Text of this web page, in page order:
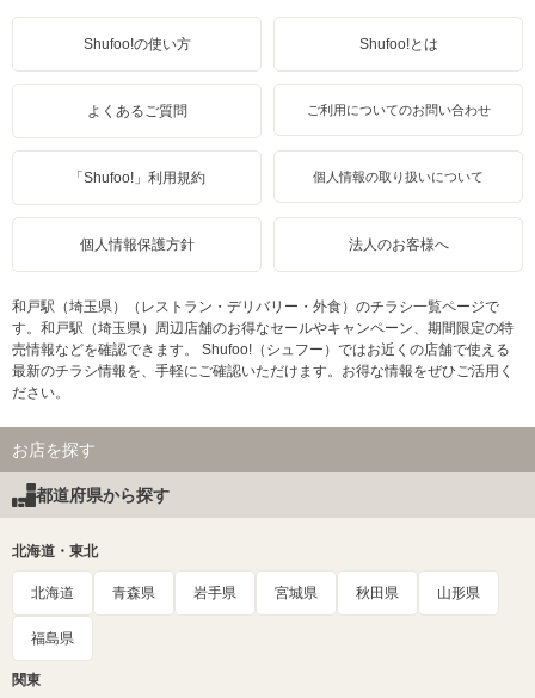
Shufoo!の使い方 Shufoo!とは
よくあるご質問 ご利用についてのお問い合わせ
「Shufoo!」利用規約 個人情報の取り扱いについて
個人情報保護方針 法人のお客様へ
和戸駅（埼玉県）（レストラン・デリバリー・外食）のチラシ一覧ページで
す。和戸駅（埼玉県）周辺店舗のお得なセールやキャンペーン、期間限定の特
売情報などを確認できます。 Shufoo!（シュフー）ではお近くの店舗で使える
最新のチラシ情報を、手軽にご確認いただけます。お得な情報をぜひご活用く
ださい。
お店を探す
都道府県から探す
北海道・東北
北海道 青森県 岩手県 宮城県 秋田県 山形県
福島県
関東